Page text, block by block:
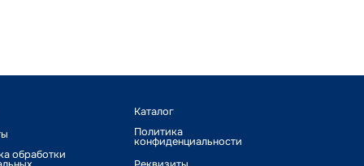
обработки
Каталог
Политика
конфиденциальности